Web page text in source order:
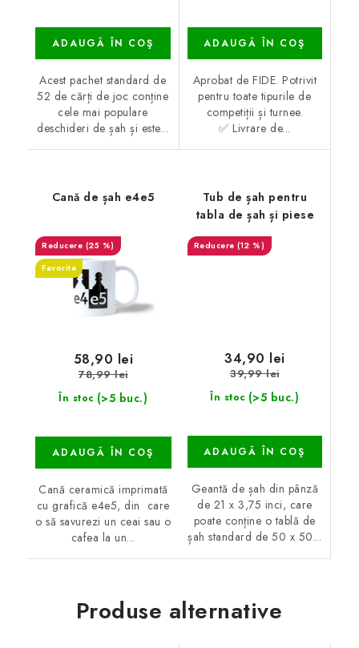
ADAUGĂ ÎN COŞ
Acest pachet standard de
52 de cărți de joc conține
cele mai populare
deschideri de șah și este...
ADAUGĂ ÎN COŞ
Aprobat de FIDE. Potrivit
pentru toate tipurile de
competiții și turnee.
✅ Livrare de...
Cană de șah e4e5
(25 %)
Favorite
În stoc (>5 buc.)
58,90 lei
78,99 lei
ADAUGĂ ÎN COŞ
Cană ceramică imprimată
cu grafică e4e5, din care
o să savurezi un ceai sau o
cafea la un...
Tub de șah pentru
tabla de șah și piese
(12 %)
În stoc (>5 buc.)
34,90 lei
39,99 lei
ADAUGĂ ÎN COŞ
Geantă de șah din pânză
de 21 x 3,75 inci, care
poate conține o tablă de
șah standard de 50 x 50...
Produse alternative